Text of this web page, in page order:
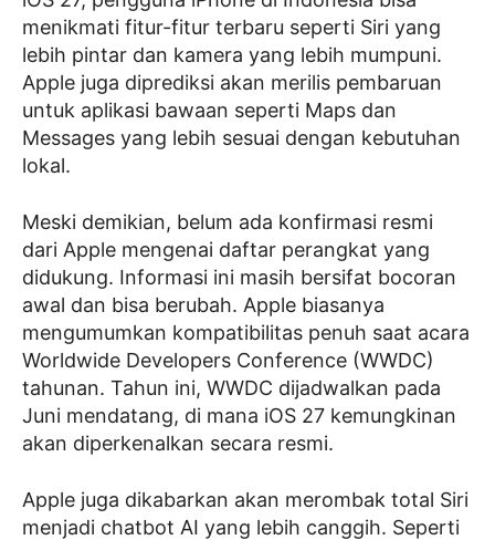
menikmati fitur-fitur terbaru seperti Siri yang
lebih pintar dan kamera yang lebih mumpuni.
Apple juga diprediksi akan merilis pembaruan
untuk aplikasi bawaan seperti Maps dan
Messages yang lebih sesuai dengan kebutuhan
lokal.
Meski demikian, belum ada konfirmasi resmi
dari Apple mengenai daftar perangkat yang
didukung. Informasi ini masih bersifat bocoran
awal dan bisa berubah. Apple biasanya
mengumumkan kompatibilitas penuh saat acara
Worldwide Developers Conference (WWDC)
tahunan. Tahun ini, WWDC dijadwalkan pada
Juni mendatang, di mana iOS 27 kemungkinan
akan diperkenalkan secara resmi.
Apple juga dikabarkan akan merombak total Siri
menjadi chatbot AI yang lebih canggih. Seperti